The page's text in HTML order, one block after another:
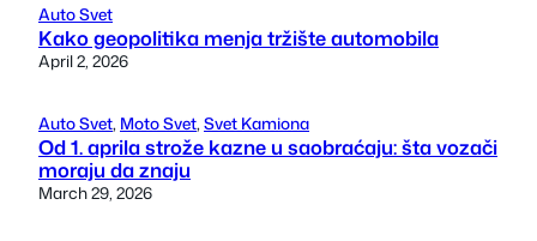
Auto Svet
Kako geopolitika menja tržište automobila
April 2, 2026
Auto Svet, Moto Svet, Svet Kamiona
Od 1. aprila strože kazne u saobraćaju: šta vozači
moraju da znaju
March 29, 2026